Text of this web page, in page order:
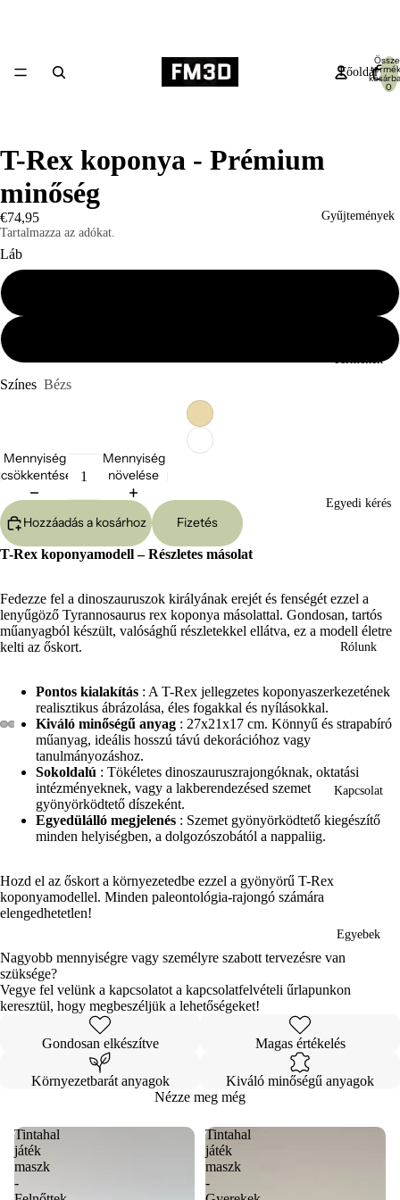
Főoldal
Gyűjtemények
Termékek
Egyedi kérés
Rólunk
Kapcsolat
Egyebek
0
megnyitása
képernyőn
megnyitása
képernyőn
megnyitása
képernyőn
megnyitása
képernyőn
megnyitása
képernyőn
megnyitása
képernyőn
megnyitása
képernyőn
megnyitása
képernyőn
megnyitása
képernyőn
megnyitása
képernyőn
T-Rex koponya - Prémium
minőség
€74,95
Tartalmazza az adókat.
Láb
Színes Bézs
Mennyiség
csökkentése
Mennyiség
növelése
Hozzáadás a kosárhoz Fizetés
T-Rex koponyamodell – Részletes másolat
Fedezze fel a dinoszauruszok királyának erejét és fenségét ezzel a
lenyűgöző Tyrannosaurus rex koponya másolattal. Gondosan, tartós
műanyagból készült, valósághű részletekkel ellátva, ez a modell életre
kelti az őskort.
Pontos kialakítás : A T-Rex jellegzetes koponyaszerkezetének
realisztikus ábrázolása, éles fogakkal és nyílásokkal.
Kiváló minőségű anyag : 27x21x17 cm. Könnyű és strapabíró
műanyag, ideális hosszú távú dekorációhoz vagy
tanulmányozáshoz.
Sokoldalú : Tökéletes dinoszauruszrajongóknak, oktatási
intézményeknek, vagy a lakberendezésed szemet
gyönyörködtető díszeként.
Egyedülálló megjelenés : Szemet gyönyörködtető kiegészítő
minden helyiségben, a dolgozószobától a nappaliig.
Hozd el az őskort a környezetedbe ezzel a gyönyörű T-Rex
koponyamodellel. Minden paleontológia-rajongó számára
elengedhetetlen!
Nagyobb mennyiségre vagy személyre szabott tervezésre van
szüksége?
Vegye fel velünk a kapcsolatot a kapcsolatfelvételi űrlapunkon
keresztül, hogy megbeszéljük a lehetőségeket!
Gondosan elkészítve Magas értékelés
Környezetbarát anyagok
Kiváló minőségű anyagok
Nézze meg még
Tintahal
játék
maszk
-
Tintahal
játék
maszk
-